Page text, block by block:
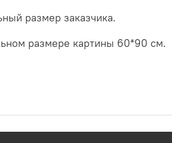
размер заказчика.
размере картины 60*90 см.